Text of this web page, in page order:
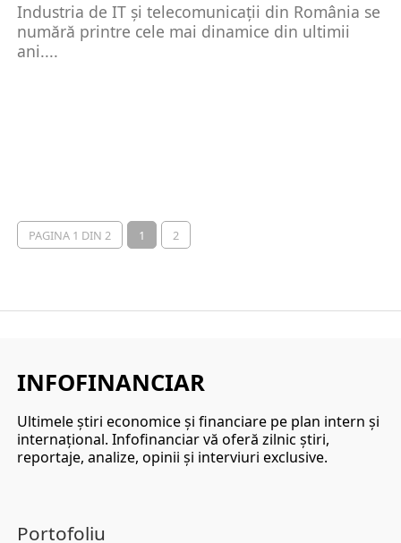
Industria de IT și telecomunicații din România se
numără printre cele mai dinamice din ultimii
ani....
PAGINA 1 DIN 2 1 2
INFOFINANCIAR
Ultimele ştiri economice şi financiare pe plan intern şi
internaţional. Infofinanciar vă oferă zilnic ştiri,
reportaje, analize, opinii şi interviuri exclusive.
Portofoliu